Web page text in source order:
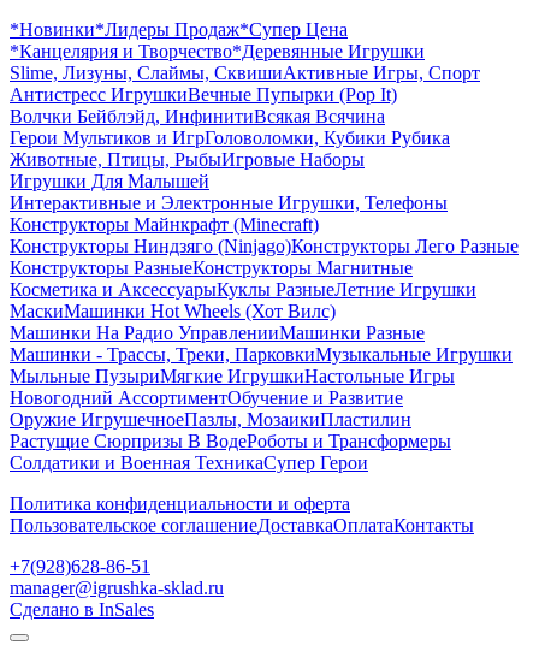
*Новинки*Лидеры Продаж*Супер Цена
*Канцелярия и Творчество*Деревянные Игрушки
Slime, Лизуны, Слаймы, СквишиАктивные Игры, Спорт
Антистресс ИгрушкиВечные Пупырки (Pop It)
Волчки Бейблэйд, ИнфинитиВсякая Всячина
Герои Мультиков и ИгрГоловоломки, Кубики Рубика
Животные, Птицы, РыбыИгровые Наборы
Игрушки Для Малышей
Интерактивные и Электронные Игрушки, Телефоны
Конструкторы Майнкрафт (Minecraft)
Конструкторы Ниндзяго (Ninjago)Конструкторы Лего Разные
Конструкторы РазныеКонструкторы Магнитные
Косметика и АксессуарыКуклы РазныеЛетние Игрушки
МаскиМашинки Hot Wheels (Хот Вилс)
Машинки На Радио УправленииМашинки Разные
Машинки - Трассы, Треки, ПарковкиМузыкальные Игрушки
Мыльные ПузыриМягкие ИгрушкиНастольные Игры
Новогодний АссортиментОбучение и Развитие
Оружие ИгрушечноеПазлы, МозаикиПластилин
Растущие Сюрпризы В ВодеРоботы и Трансформеры
Солдатики и Военная ТехникаСупер Герои
Политика конфиденциальности и оферта
Пользовательское соглашениеДоставкаОплатаКонтакты
+7(928)628-86-51
manager@igrushka-sklad.ru
Сделано в InSales